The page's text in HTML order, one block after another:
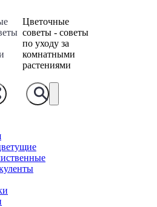
Цветочные
советы - советы
по уходу за
комнатными
растениями